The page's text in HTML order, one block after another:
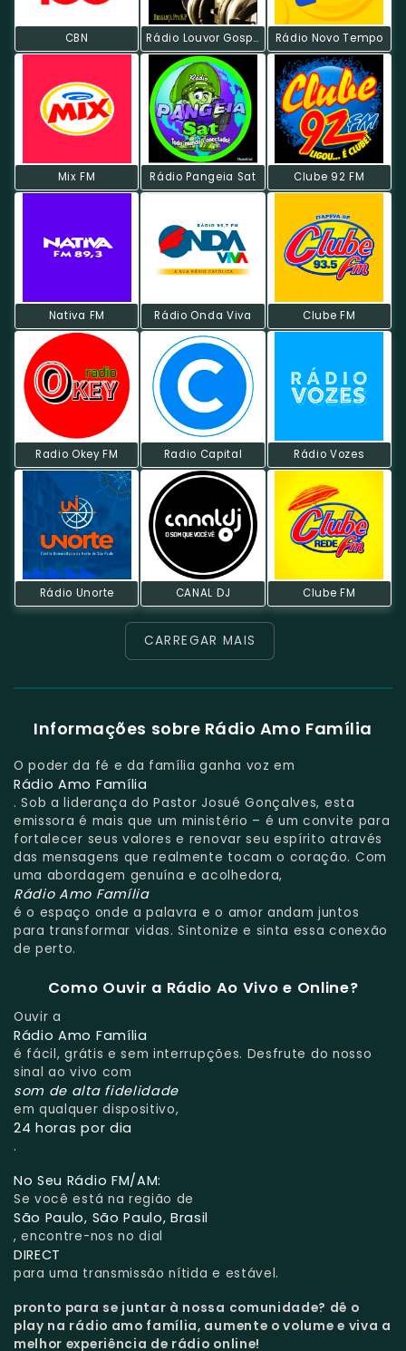
CBN Rádio Louvor Gospel Rádio Novo Tempo
Mix FM Rádio Pangeia Sat Clube 92 FM
Nativa FM Rádio Onda Viva Clube FM
Radio Okey FM Radio Capital Rádio Vozes
Rádio Unorte CANAL DJ Clube FM
CARREGAR MAIS
Informações sobre Rádio Amo Família
O poder da fé e da família ganha voz em
Rádio Amo Família
. Sob a liderança do Pastor Josué Gonçalves, esta
emissora é mais que um ministério – é um convite para
fortalecer seus valores e renovar seu espírito através
das mensagens que realmente tocam o coração. Com
uma abordagem genuína e acolhedora,
Rádio Amo Família
é o espaço onde a palavra e o amor andam juntos
para transformar vidas. Sintonize e sinta essa conexão
de perto.
Como Ouvir a Rádio Ao Vivo e Online?
Ouvir a
Rádio Amo Família
é fácil, grátis e sem interrupções. Desfrute do nosso
sinal ao vivo com
som de alta fidelidade
em qualquer dispositivo,
24 horas por dia
.
No Seu Rádio FM/AM:
Se você está na região de
São Paulo, São Paulo, Brasil
, encontre-nos no dial
DIRECT
para uma transmissão nítida e estável.
pronto para se juntar à nossa comunidade? dê o
play na rádio amo família, aumente o volume e viva a
melhor experiência de rádio online!